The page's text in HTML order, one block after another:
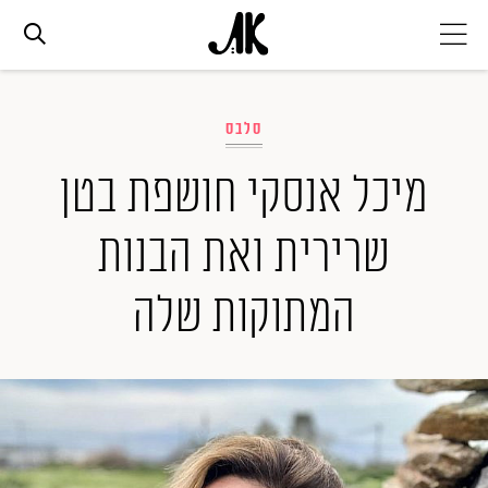
אופנה
ביוטי
סלבס
ערוצים נוספים
המגזין
סלבס
מיכל אנסקי חושפת בטן
שרירית ואת הבנות
המתוקות שלה